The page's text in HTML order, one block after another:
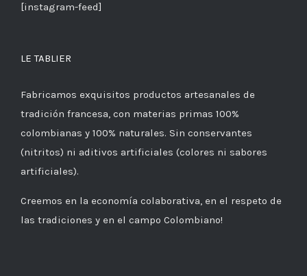
[instagram-feed]
LE TABLIER
Fabricamos exquisitos productos artesanales de
tradición francesa, con materias primas 100%
colombianas y 100% naturales. Sin conservantes
(nitritos) ni aditivos artificiales (colores ni sabores
artificiales).
Creemos en la economía colaborativa, en el respeto de
las tradiciones y en el campo Colombiano!